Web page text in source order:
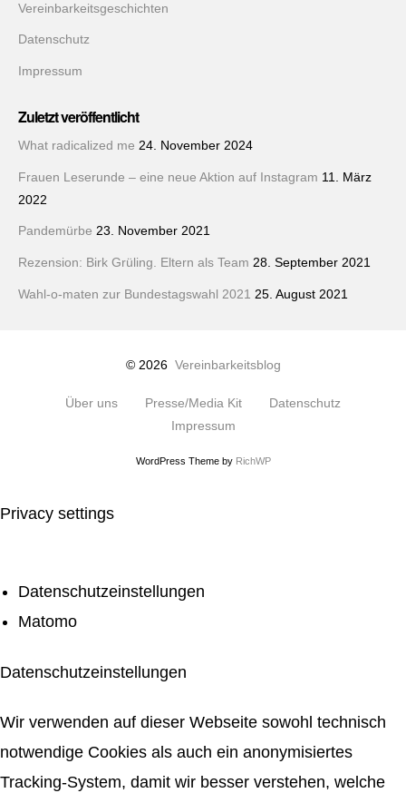
Vereinbarkeitsgeschichten
Datenschutz
Impressum
Zuletzt veröffentlicht
What radicalized me 24. November 2024
Frauen Leserunde – eine neue Aktion auf Instagram 11. März
2022
Pandemürbe 23. November 2021
Rezension: Birk Grüling. Eltern als Team 28. September 2021
Wahl-o-maten zur Bundestagswahl 2021 25. August 2021
© 2026 Vereinbarkeitsblog
Über uns Presse/Media Kit
Datenschutz
Impressum
WordPress Theme by RichWP
Privacy settings
Datenschutzeinstellungen
Matomo
Datenschutzeinstellungen
Wir verwenden auf dieser Webseite sowohl technisch
notwendige Cookies als auch ein anonymisiertes
Tracking-System, damit wir besser verstehen, welche